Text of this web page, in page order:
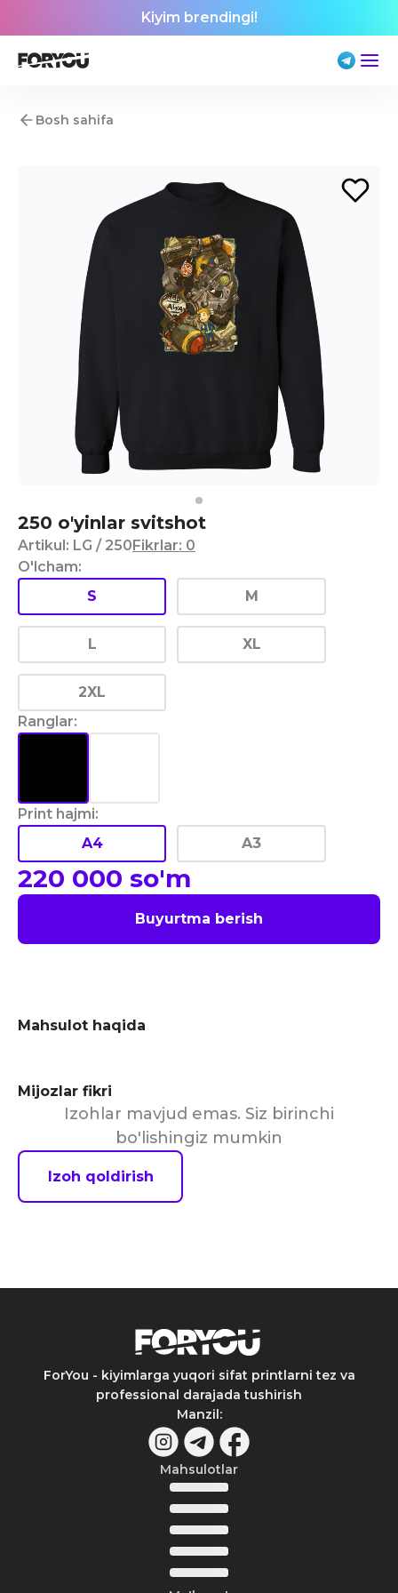
Kiyim brendingi!
Bosh sahifa
250 o'yinlar svitshot
Artikul: LG / 250Fikrlar: 0
O'lcham:
S
M
L XL
2XL
Ranglar:
Print hajmi:
A4
A3
220 000 so'm
Buyurtma berish
Mahsulot haqida
Mijozlar fikri
Izohlar mavjud emas. Siz birinchi
bo'lishingiz mumkin
Izoh qoldirish
ForYou - kiyimlarga yuqori sifat printlarni tez va
professional darajada tushirish
Manzil:
Mahsulotlar